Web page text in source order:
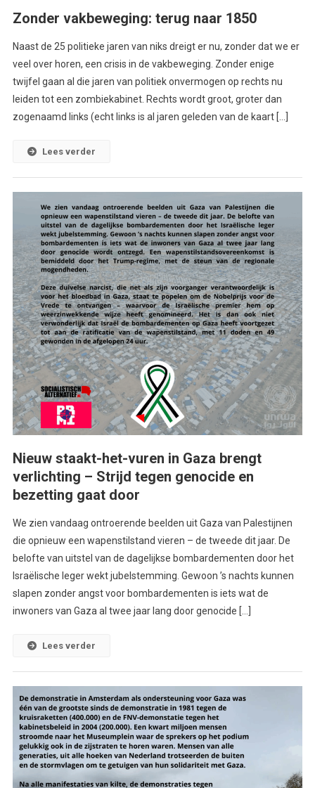
Zonder vakbeweging: terug naar 1850
Naast de 25 politieke jaren van niks dreigt er nu, zonder dat we er
veel over horen, een crisis in de vakbeweging. Zonder enige
twijfel gaan al die jaren van politiek onvermogen op rechts nu
leiden tot een zombiekabinet. Rechts wordt groot, groter dan
zogenaamd links (echt links is al jaren geleden van de kaart […]
Lees verder
Nieuw staakt-het-vuren in Gaza brengt
verlichting – Strijd tegen genocide en
bezetting gaat door
We zien vandaag ontroerende beelden uit Gaza van Palestijnen
die opnieuw een wapenstilstand vieren – de tweede dit jaar. De
belofte van uitstel van de dagelijkse bombardementen door het
Israëlische leger wekt jubelstemming. Gewoon ’s nachts kunnen
slapen zonder angst voor bombardementen is iets wat de
inwoners van Gaza al twee jaar lang door genocide […]
Lees verder